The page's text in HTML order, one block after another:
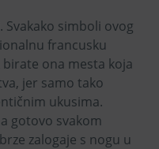
Svakako simboli ovog
francusku
ona mesta koja
jer samo tako
ukusima.
gotovo svakom
zalogaje s nogu u